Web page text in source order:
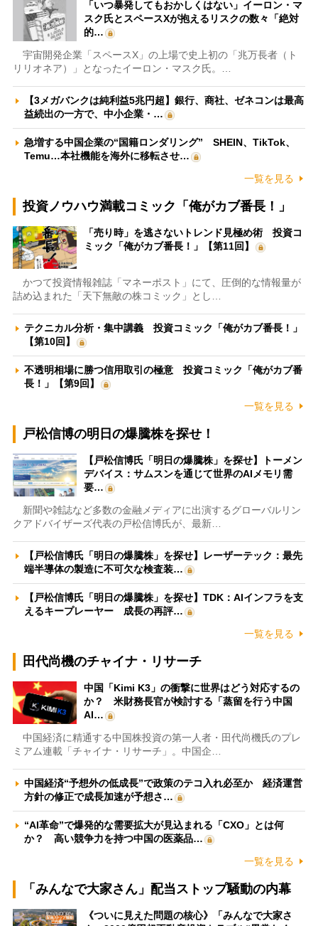
「いつ暴発してもおかしくはない」イーロン・マ
スク氏とスペースXが抱えるリスクの数々「絶対
的…
宇宙開発企業「スペースX」の上場で史上初の「兆万長者（ト
リリオネア）」となったイーロン・マスク氏。…
【3メガバンクは純利益5兆円超】銀行、商社、ゼネコンは最高
益続出の一方で、中小企業・…
急増する中国企業の“国籍ロンダリング” SHEIN、TikTok、
Temu…本社機能を海外に移転させ…
一覧を見る
投資ノウハウ満載コミック「俺がカブ番長！」
「売り時」を逃さないトレンド見極め術 投資コ
ミック「俺がカブ番長！」【第11回】
かつて投資情報雑誌「マネーポスト」にて、圧倒的な情報量が
詰め込まれた「天下無敵の株コミック」とし…
テクニカル分析・集中講義 投資コミック「俺がカブ番長！」
【第10回】
不透明相場に勝つ信用取引の極意 投資コミック「俺がカブ番
長！」【第9回】
一覧を見る
戸松信博の明日の爆騰株を探せ！
【戸松信博氏「明日の爆騰株」を探せ】トーメン
デバイス：サムスンを通じて世界のAIメモリ需
要…
新聞や雑誌など多数の金融メディアに出演するグローバルリン
クアドバイザーズ代表の戸松信博氏が、最新…
【戸松信博氏「明日の爆騰株」を探せ】レーザーテック：最先
端半導体の製造に不可欠な検査装…
【戸松信博氏「明日の爆騰株」を探せ】TDK：AIインフラを支
えるキープレーヤー 成長の再評…
一覧を見る
田代尚機のチャイナ・リサーチ
中国「Kimi K3」の衝撃に世界はどう対応するの
か？ 米財務長官が検討する「蒸留を行う中国
AI…
中国経済に精通する中国株投資の第一人者・田代尚機氏のプレ
ミアム連載「チャイナ・リサーチ」。中国企…
中国経済“予想外の低成長”で政策のテコ入れ必至か 経済運営
方針の修正で成長加速が予想さ…
“AI革命”で爆発的な需要拡大が見込まれる「CXO」とは何
か？ 高い競争力を持つ中国の医薬品…
一覧を見る
「みんなで大家さん」配当ストップ騒動の内幕
《ついに見えた問題の核心》「みんなで大家さ